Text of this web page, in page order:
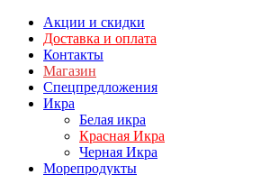
Акции и скидки
Доставка и оплата
Контакты
Магазин
Спецпредложения
Икра
Белая икра
Красная Икра
Черная Икра
Морепродукты